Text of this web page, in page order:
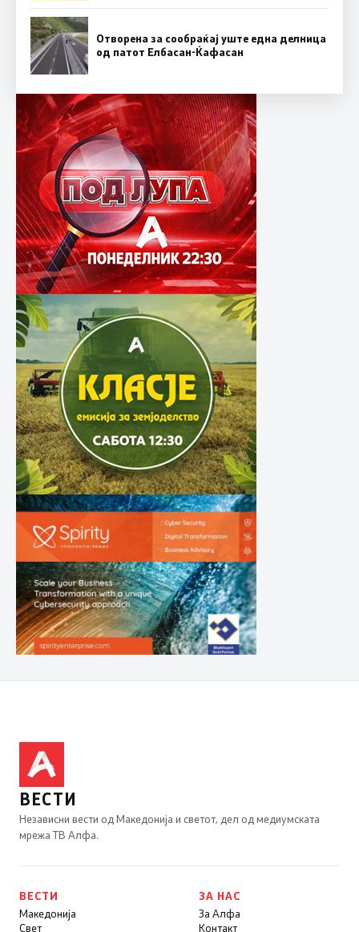
Отворена за сообраќај уште една делница
од патот Елбасан-Ќафасан
ВЕСТИ
Независни вести од Македонија и светот, дел од медиумската
мрежа ТВ Алфа.
ВЕСТИ
Македонија
Свет
ЗА НАС
За Алфа
Контакт